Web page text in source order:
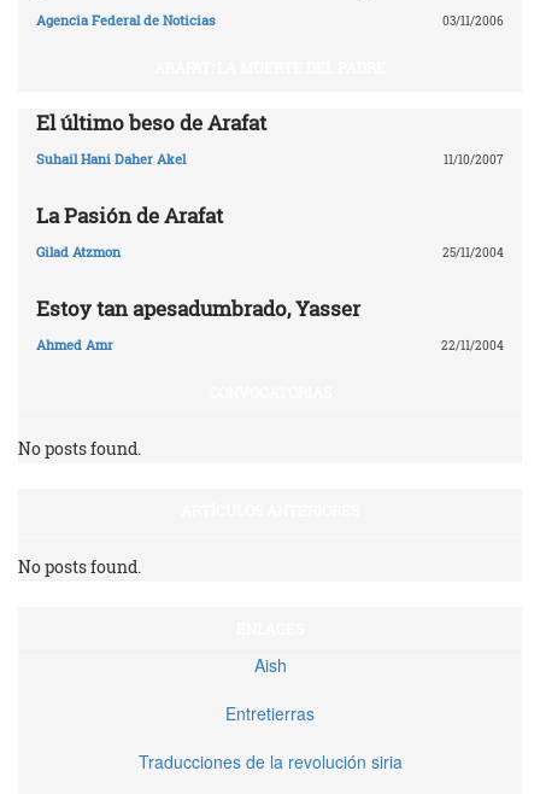
Agencia Federal de Noticias 03/11/2006
El último beso de Arafat
Suhail Hani Daher Akel 11/10/2007
La Pasión de Arafat
Gilad Atzmon 25/11/2004
Estoy tan apesadumbrado, Yasser
Ahmed Amr 22/11/2004
No posts found.
No posts found.
Aish
Entretierras
Traducciones de la revolución siria